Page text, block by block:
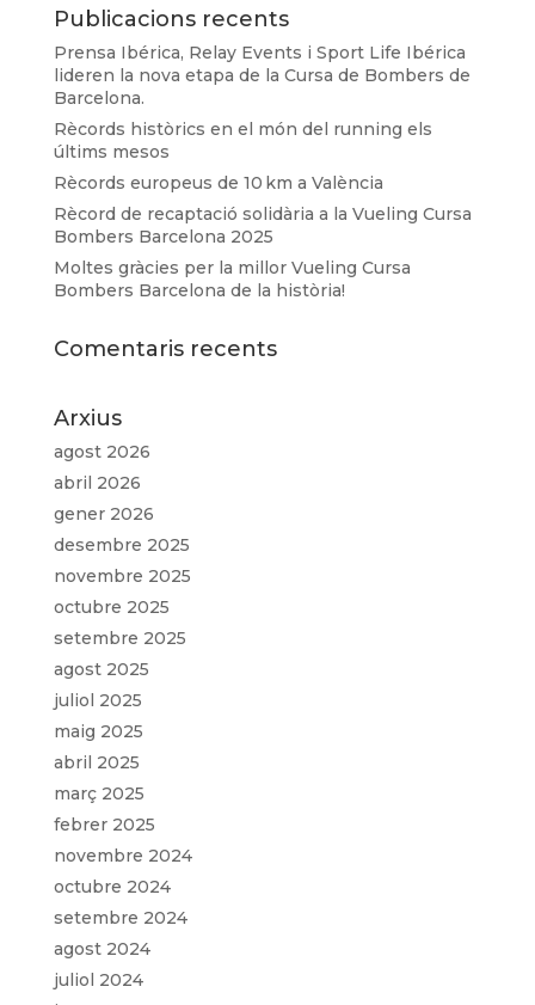
Publicacions recents
Prensa Ibérica, Relay Events i Sport Life Ibérica
lideren la nova etapa de la Cursa de Bombers de
Barcelona.
Rècords històrics en el món del running els
últims mesos
Rècords europeus de 10 km a València
Rècord de recaptació solidària a la Vueling Cursa
Bombers Barcelona 2025
Moltes gràcies per la millor Vueling Cursa
Bombers Barcelona de la història!
Comentaris recents
Arxius
agost 2026
abril 2026
gener 2026
desembre 2025
novembre 2025
octubre 2025
setembre 2025
agost 2025
juliol 2025
maig 2025
abril 2025
març 2025
febrer 2025
novembre 2024
octubre 2024
setembre 2024
agost 2024
juliol 2024